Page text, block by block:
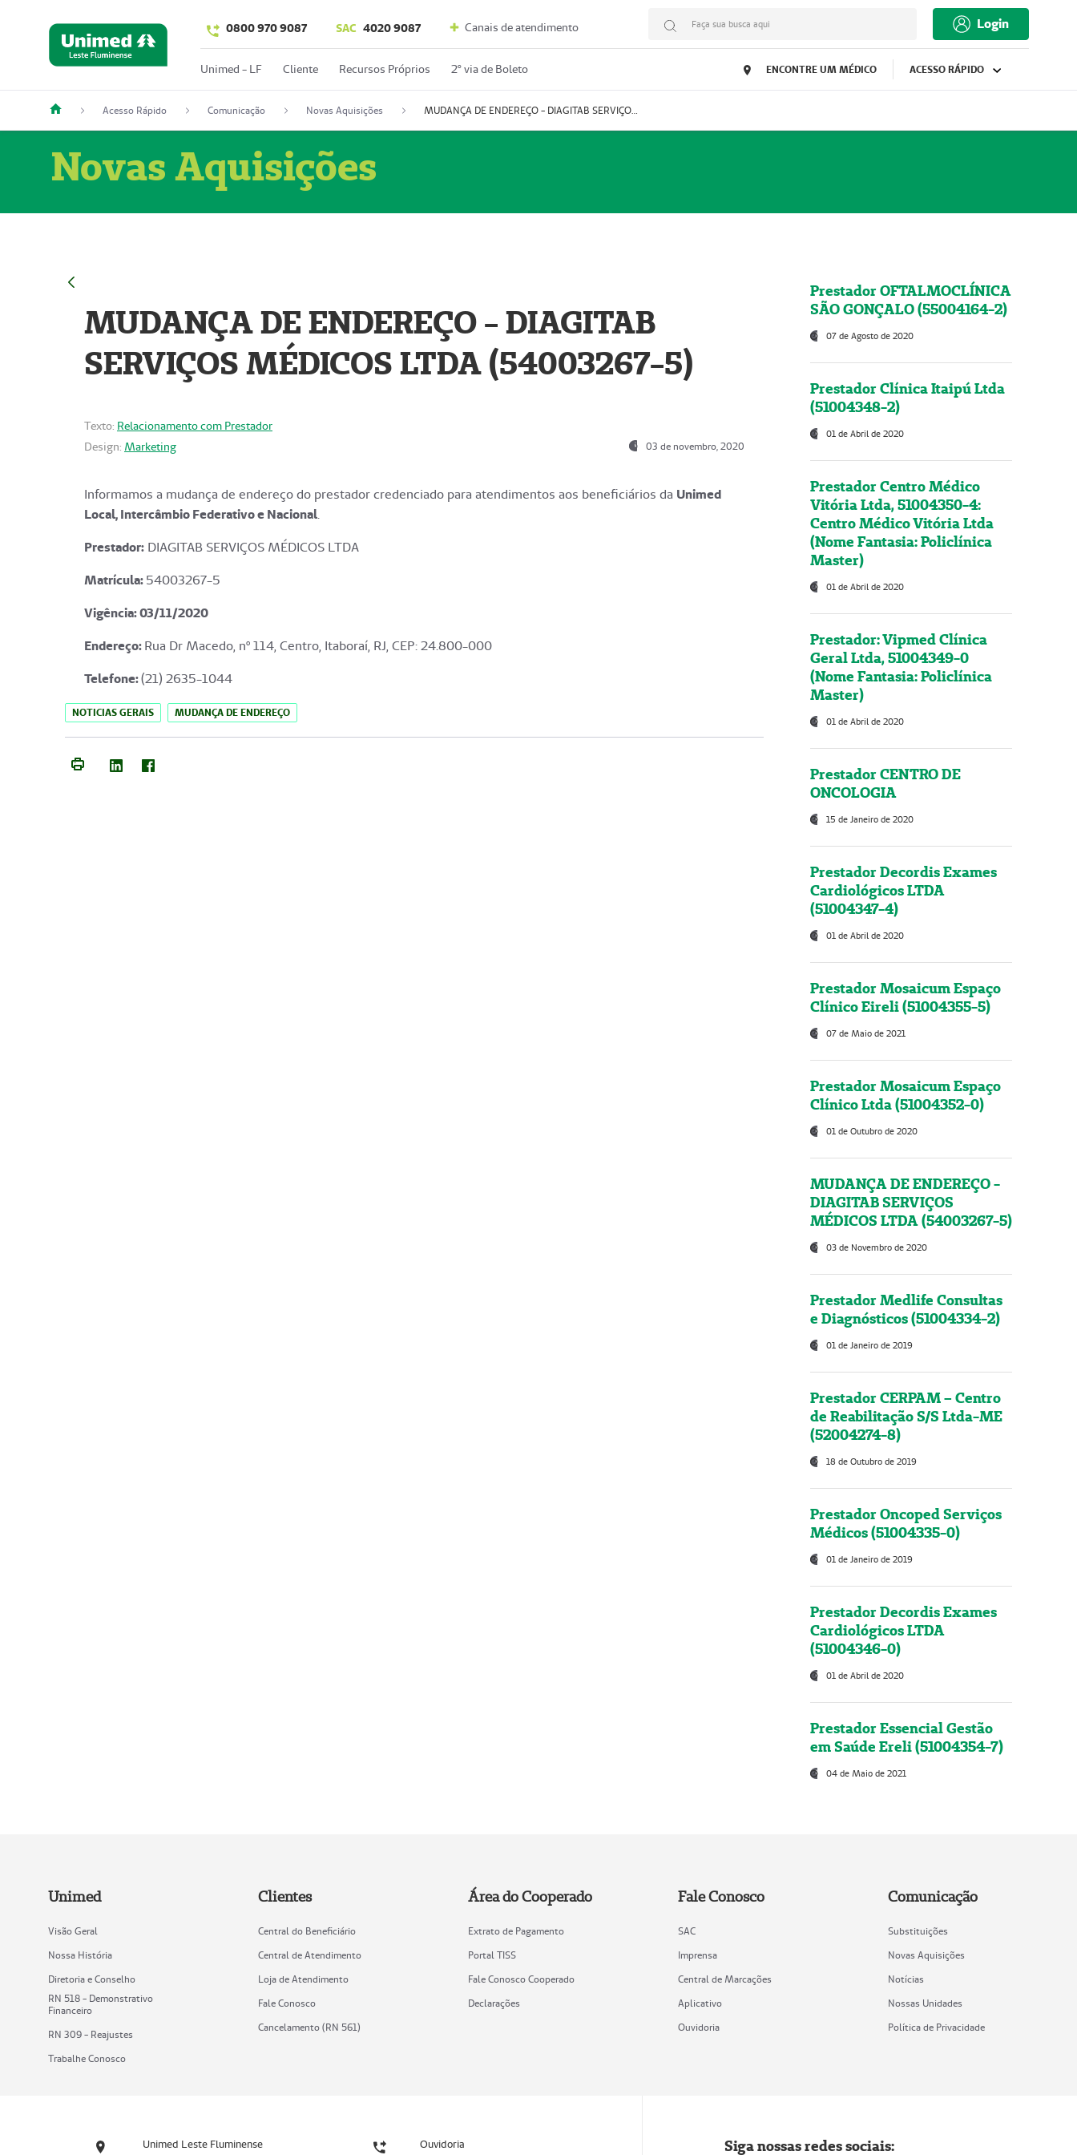
0800 970 9087 SAC 4020 9087 Canais de atendimento Faça sua busca aqui Login
Unimed - LF Cliente Recursos Próprios 2º via de Boleto ENCONTRE UM MÉDICO ACESSO RÁPIDO
Acesso Rápido Comunicação Novas Aquisições MUDANÇA DE ENDEREÇO - DIAGITAB SERVIÇOS MÉDICOS LTDA (54003267-5)
Novas Aquisições
MUDANÇA DE ENDEREÇO - DIAGITAB
SERVIÇOS MÉDICOS LTDA (54003267-5)
Texto: Relacionamento com Prestador
Design: Marketing 03 de novembro, 2020
Informamos a mudança de endereço do prestador credenciado para atendimentos aos beneficiários da Unimed
Local, Intercâmbio Federativo e Nacional.
Prestador: DIAGITAB SERVIÇOS MÉDICOS LTDA
Matrícula:54003267-5
Vigência: 03/11/2020
Endereço:Rua Dr Macedo, nº 114, Centro, Itaboraí, RJ, CEP: 24.800-000
Telefone:(21) 2635-1044
NOTICIAS GERAIS MUDANÇA DE ENDEREÇO
Prestador OFTALMOCLÍNICA
SÃO GONÇALO (55004164-2)
07 de Agosto de 2020
Prestador Clínica Itaipú Ltda
(51004348-2)
01 de Abril de 2020
Prestador Centro Médico
Vitória Ltda, 51004350-4:
Centro Médico Vitória Ltda
(Nome Fantasia: Policlínica
Master)
01 de Abril de 2020
Prestador: Vipmed Clínica
Geral Ltda, 51004349-0
(Nome Fantasia: Policlínica
Master)
01 de Abril de 2020
Prestador CENTRO DE
ONCOLOGIA
15 de Janeiro de 2020
Prestador Decordis Exames
Cardiológicos LTDA
(51004347-4)
01 de Abril de 2020
Prestador Mosaicum Espaço
Clínico Eireli (51004355-5)
07 de Maio de 2021
Prestador Mosaicum Espaço
Clínico Ltda (51004352-0)
01 de Outubro de 2020
MUDANÇA DE ENDEREÇO -
DIAGITAB SERVIÇOS
MÉDICOS LTDA (54003267-5)
03 de Novembro de 2020
Prestador Medlife Consultas
e Diagnósticos (51004334-2)
01 de Janeiro de 2019
Prestador CERPAM – Centro
de Reabilitação S/S Ltda-ME
(52004274-8)
18 de Outubro de 2019
Prestador Oncoped Serviços
Médicos (51004335-0)
01 de Janeiro de 2019
Prestador Decordis Exames
Cardiológicos LTDA
(51004346-0)
01 de Abril de 2020
Prestador Essencial Gestão
em Saúde Ereli (51004354-7)
04 de Maio de 2021
Unimed
Visão Geral
Nossa História
Diretoria e Conselho
RN 518 - Demonstrativo
Financeiro
RN 309 - Reajustes
Trabalhe Conosco
Clientes
Central do Beneficiário
Central de Atendimento
Loja de Atendimento
Fale Conosco
Cancelamento (RN 561)
Área do Cooperado
Extrato de Pagamento
Portal TISS
Fale Conosco Cooperado
Declarações
Fale Conosco
SAC
Imprensa
Central de Marcações
Aplicativo
Ouvidoria
Comunicação
Substituições
Novas Aquisições
Notícias
Nossas Unidades
Política de Privacidade
Unimed Leste Fluminense Ouvidoria Siga nossas redes sociais: